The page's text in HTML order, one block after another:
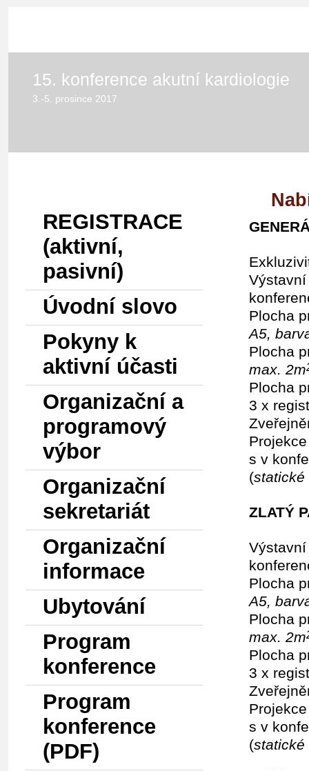
15. konference akutní kardiologie
3.-5. prosince 2017
REGISTRACE
(aktivní,
pasivní)
Úvodní slovo
Pokyny k
aktivní účasti
Organizační a
programový
výbor
Organizační
sekretariát
Organizační
informace
Ubytování
Program
konference
Program
konference
(PDF)
Plocha
A5,
Plocha
max. 2m
Plocha
3 x
s v
(statické
ZLATÝ
Plocha
A5,
Plocha
max. 2m
Plocha
3 x
s v
(statické